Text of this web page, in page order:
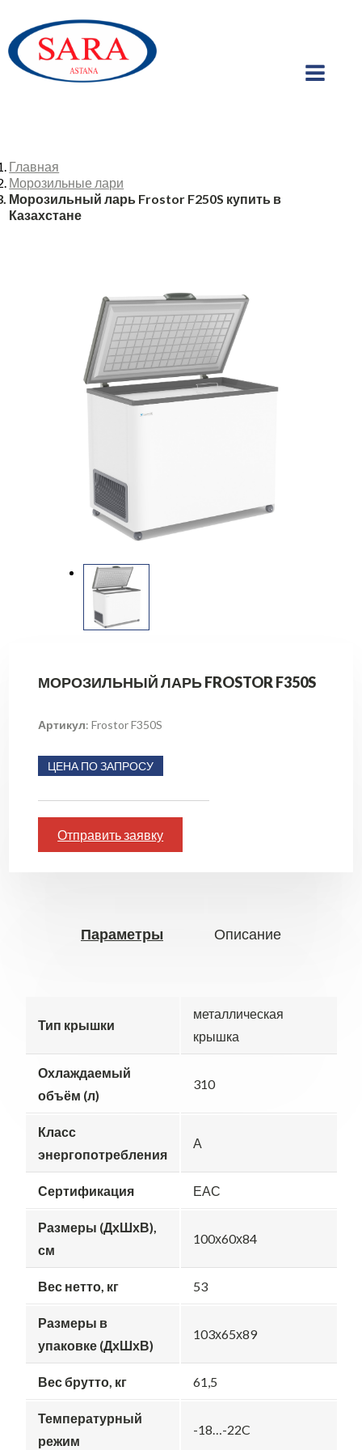
Главная
Морозильные лари
Морозильный ларь Frostor F250S купить в
Казахстане
МОРОЗИЛЬНЫЙ ЛАРЬ FROSTOR F350S
Артикул: Frostor F350S
ЦЕНА ПО ЗАПРОСУ
Отправить заявку
Параметры Описание
Тип крышки
металлическая
крышка
Охлаждаемый
объём (л)
310
Класс
энергопотребления
А
Сертификация ЕАС
Размеры (ДхШхВ),
см
100х60х84
Вес нетто, кг 53
Размеры в
упаковке (ДхШхВ)
103х65х89
Вес брутто, кг 61,5
Температурный
режим
-18…-22C